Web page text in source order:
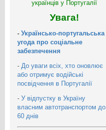
українців у Португалії
Увага!
- Українсько-португальська
угода про соціальне
забезпечення
- До уваги всіх, хто оновлює
або отримує водійські
посвідчення в Португалії
- У відпустку в Україну
власним автотранспортом до
60 днів